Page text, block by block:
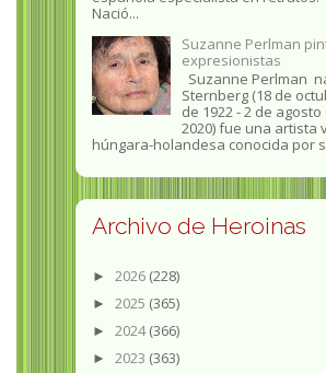
Nació...
Suzanne Perlman
expresionistas
Suzanne Perlman
Sternberg (18 de
de 1922 - 2 de agosto
2020) fue una artista
húngara-holandesa conocida por
Archivo de Heroinas
► 2026 (228)
► 2025 (365)
► 2024(366)
► 2023 (363)